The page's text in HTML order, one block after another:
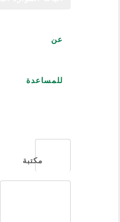
عن
للمساعدة
مكتبة